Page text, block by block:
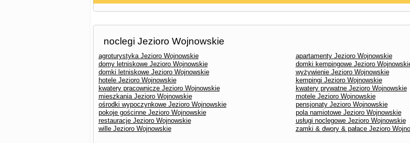
noclegi Jezioro Wojnowskie
agroturystyka Jezioro Wojnowskie
apartamenty Jezioro Wojnowskie
domy letniskowe Jezioro Wojnowskie
domki kempingowe Jezioro
domki letniskowe Jezioro Wojnowskie
wyżywienie Jezioro Wojnowskie
hotele Jezioro Wojnowskie
kempingi Jezioro Wojnowskie
kwatery pracownicze Jezioro Wojnowskie
kwatery prywatne Jezioro Wojnowskie
mieszkania Jezioro Wojnowskie
motele Jezioro Wojnowskie
ośrodki wypoczynkowe Jezioro Wojnowskie
pensjonaty Jezioro Wojnowskie
pokoje gościnne Jezioro Wojnowskie
pola namiotowe Jezioro Wojnowskie
restauracje Jezioro Wojnowskie
usługi noclegowe Jezioro Wojnowskie
wille Jezioro Wojnowskie
zamki & dwory & pałace Jezioro